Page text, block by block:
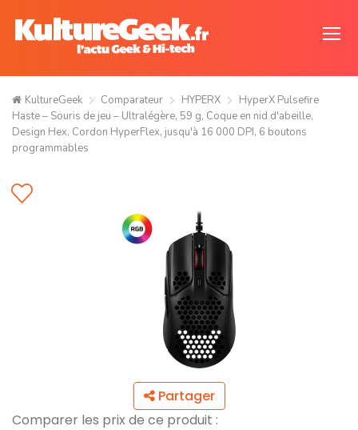
KultureGeek Comparateur HYPERX
HyperX Pulsefire
Haste – Souris de jeu – Ultralégère, 59 g, Coque en nid d'abeille,
Design Hex, Cordon HyperFlex, jusqu'à 16 000 DPI, 6 boutons
programmables
Partager
Comparer les prix de ce produit :